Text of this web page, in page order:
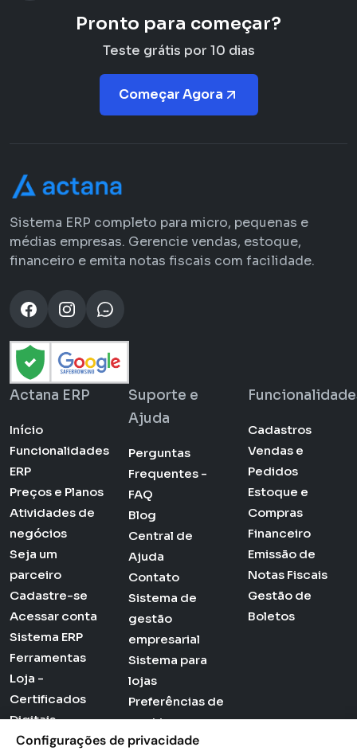
Pronto para começar?
Teste grátis por 10 dias
Começar Agora
Sistema ERP completo para micro, pequenas e
médias empresas. Gerencie vendas, estoque,
financeiro e emita notas fiscais com facilidade.
Actana ERP
Início
Funcionalidades
ERP
Preços e Planos
Atividades de
negócios
Seja um
parceiro
Cadastre-se
Acessar conta
Sistema ERP
Ferramentas
Loja -
Certificados
Digitais
Suporte e
Ajuda
Perguntas
Frequentes -
FAQ
Blog
Central de
Ajuda
Contato
Sistema de
gestão
empresarial
Sistema para
lojas
Preferências de
cookies
Politica de
Cadastros
Vendas e
Pedidos
Estoque e
Compras
Financeiro
Emissão de
Notas Fiscais
Gestão de
Boletos
Configurações de privacidade